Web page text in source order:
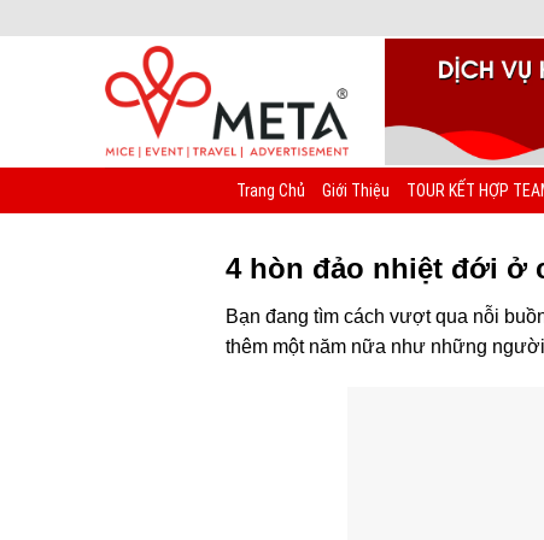
Trang Chủ Giới Thiệu TOUR KẾT HỢP
4 hòn đảo nhiệt đới ở
Bạn đang tìm cách vượt qua nỗi
thêm một năm nữa như những